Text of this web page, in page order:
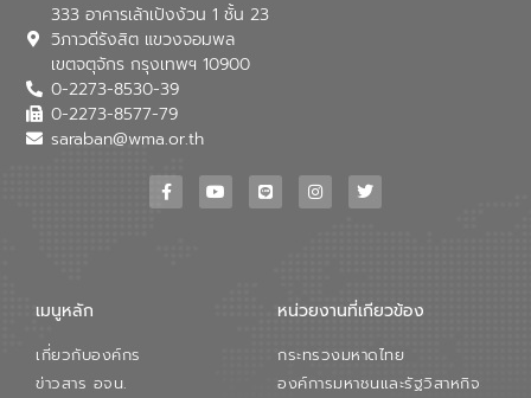
ใช้น้ำที่พุ่งสูงขึ้นจากการขยายตัวของ
การองค์การจัดการน้ำเสีย กล่าวถึงภารกิจ
เพื่อสนับสนุนการพัฒนาเมืองอย่างยั่งยืน
ขณะที่ นายบดินทร์ อุดล กรรมการผู้อำนวย
สมดุลทางเศรษฐกิจและสิ่งแวดล้อมได้อย่าง
ภาคเอกชนในครั้งนี้ นับเป็นก้าวสำคัญของ
องค์การจัดการน้ำเสีย (อจน.) ในการร่วมวาง
333 อาคารเล้าเป้งง้วน 1 ชั้น 23
วิภาวดีรังสิต แขวงจอมพล
เขตจตุจักร กรุงเทพฯ 10900
0-2273-8530-39
0-2273-8577-79
saraban@wma.or.th
เมนูหลัก
เกี่ยวกับองค์กร
ข่าวสาร อจน.
หน่วยงานที่เกียวข้อง
กระทรวงมหาดไทย
องค์การมหาชนและรัฐวิสาหกิจ